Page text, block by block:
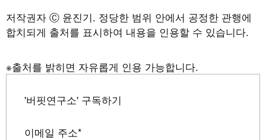
저작권자 Ⓒ 윤진기. 정당한 범위 안에서 공정한 관행에
합치되게 출처를 표시하여 내용을 인용할 수 있습니다.
※출처를 밝히면 자유롭게 인용 가능합니다.
'버핏연구소' 구독하기
이메일 주소*